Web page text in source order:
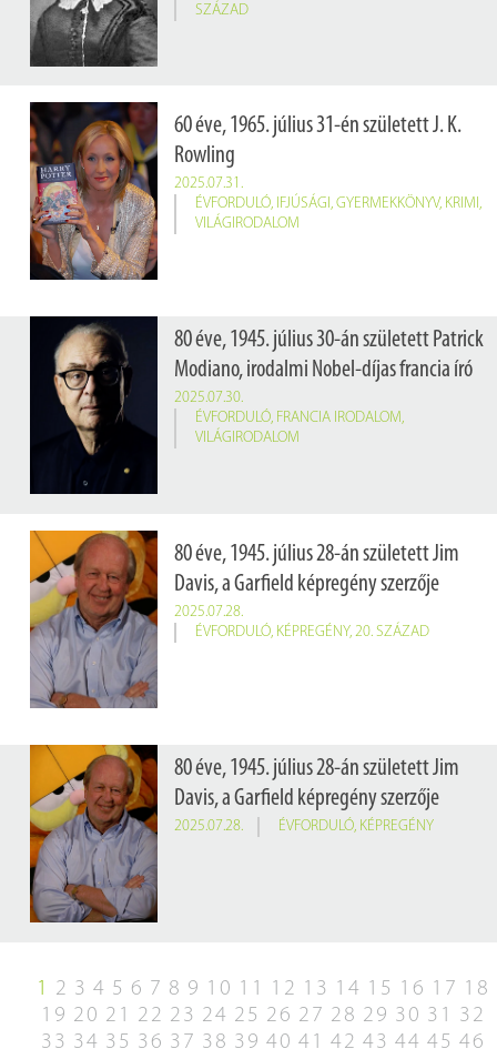
SZÁZAD
60 éve, 1965. július 31-én született J. K.
Rowling
2025.07.31.
ÉVFORDULÓ, IFJÚSÁGI, GYERMEKKÖNYV, KRIMI,
VILÁGIRODALOM
80 éve, 1945. július 30-án született Patrick
Modiano, irodalmi Nobel-díjas francia író
2025.07.30.
ÉVFORDULÓ, FRANCIA IRODALOM,
VILÁGIRODALOM
80 éve, 1945. július 28-án született Jim
Davis, a Garfield képregény szerzője
2025.07.28.
ÉVFORDULÓ, KÉPREGÉNY, 20. SZÁZAD
80 éve, 1945. július 28-án született Jim
Davis, a Garfield képregény szerzője
2025.07.28. ÉVFORDULÓ, KÉPREGÉNY
1 2 3 4 5 6 7 8 9 10 11 12 13 14 15 16 17 18
19 20 21 22 23 24 25 26 27 28 29 30 31 32
33 34 35 36 37 38 39 40 41 42 43 44 45 46